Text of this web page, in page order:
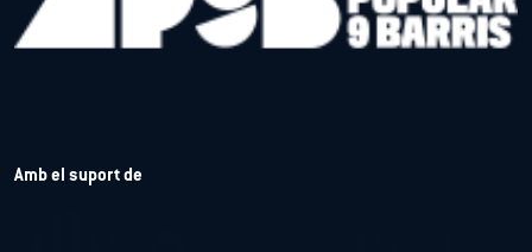
Amb el suport de